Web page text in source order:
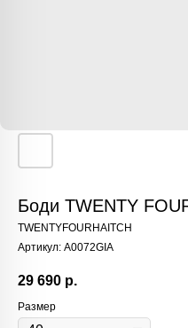
Боди TWENTY
TWENTYFOURHAITCH
Артикул: A0072GIA
29 690 р.
Размер